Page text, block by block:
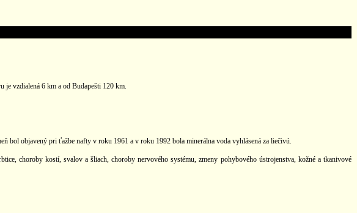
je vzdialená 6 km a od Budapešti 120 km.
bol objavený pri ťažbe nafty v roku 1961 a v roku 1992 bola minerálna voda vyhlásená za liečivú.
choroby kostí, svalov a šliach, choroby nervového systému, zmeny pohybového ústrojenstva, kožné a tkanivové